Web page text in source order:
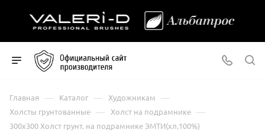
Главная — Каталог — Художникам —
Холсты грунтованные — Холст на подрамнике —
300х300 Холст грунт. на подрамнике ЭМТИ(хл.100%)